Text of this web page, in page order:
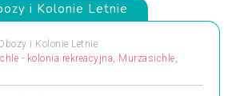
i Kolonie Letnie
i Kolonie Letnie
- kolonia rekreacyjna, Murzasichle,